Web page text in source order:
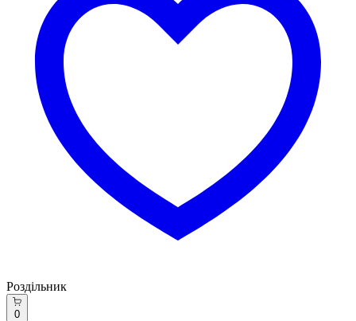
Роздільник
0